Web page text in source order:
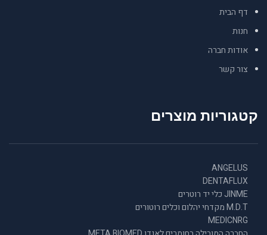
דף הבית
חנות
אודות חברה
צור קשר
קטגוריות מוצרים
ANGELUS
DENTAFLUX
JINME כלי יד רוטרים
M.D.T מקדחי יהלום וכלים רוטורים
MEDICNRG